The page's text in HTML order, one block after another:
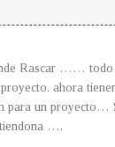
Rascar …… todo
ahora
para un proyecto…
….